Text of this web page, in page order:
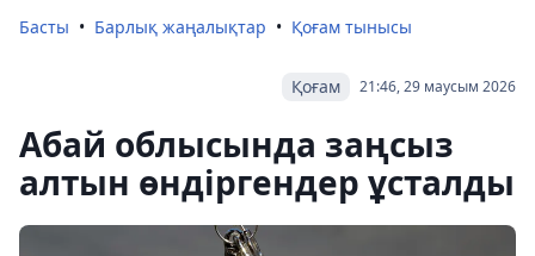
Басты Барлық жаңалықтар Қоғам тынысы
21:46, 29 маусым 2026
Қоғам
Абай облысында заңсыз
алтын өндіргендер ұсталды